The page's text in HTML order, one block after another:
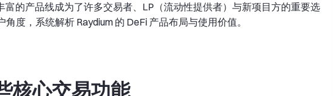
富的产品线成为了许多交易者、LP（流动性提供者）与新项目方的重要选
度，系统解析 Raydium 的 DeFi 产品布局与使用价值。
核心交易功能